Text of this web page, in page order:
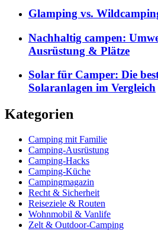
Glamping vs.
Nachhaltig campen:
Ausrüstung & Plätze
Solar für Camper: Die
Solaranlagen im Vergleich
Kategorien
Camping mit Familie
Camping-Ausrüstung
Camping-Hacks
Camping-Küche
Campingmagazin
Recht & Sicherheit
Reiseziele & Routen
Wohnmobil & Vanlife
Zelt & Outdoor-Camping